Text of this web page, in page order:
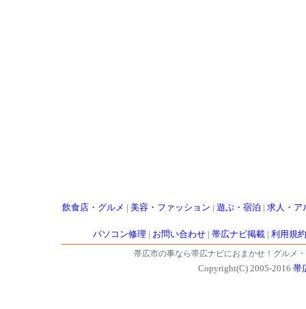
飲食店・グルメ 美容・ファッション 遊ぶ・宿泊 求人・ア
パソコン修理 お問い合わせ| 帯広ナビ掲載| 利用規約
帯広市の事なら帯広ナビにおまかせ！グルメ
Copyright(C) 2005-2016 帯